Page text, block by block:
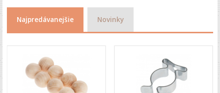
Najpredávanejšie Novinky